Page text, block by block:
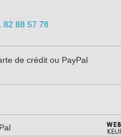
82 88 57 78
de crédit ou PayPal